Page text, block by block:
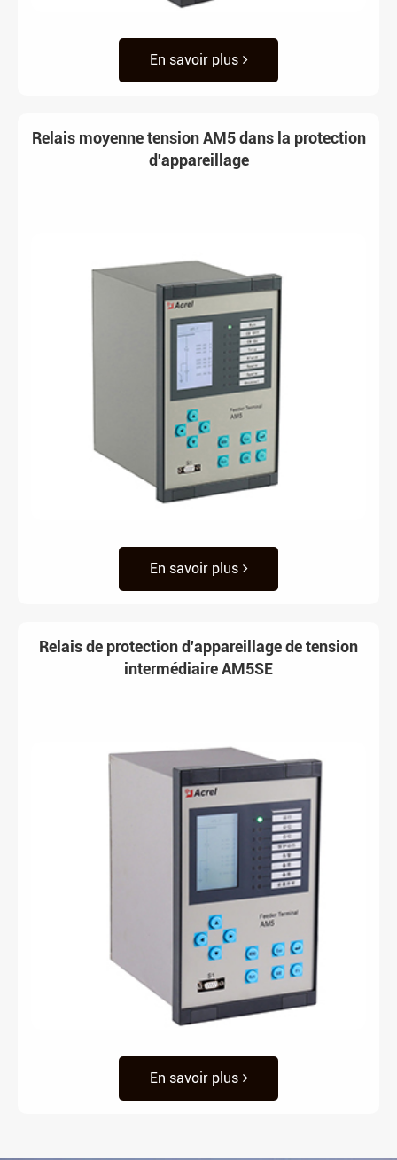
En savoir plus
Relais moyenne tension AM5 dans la protection
d'appareillage
En savoir plus
Relais de protection d'appareillage de tension
intermédiaire AM5SE
En savoir plus